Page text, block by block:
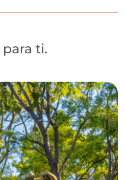
para ti.